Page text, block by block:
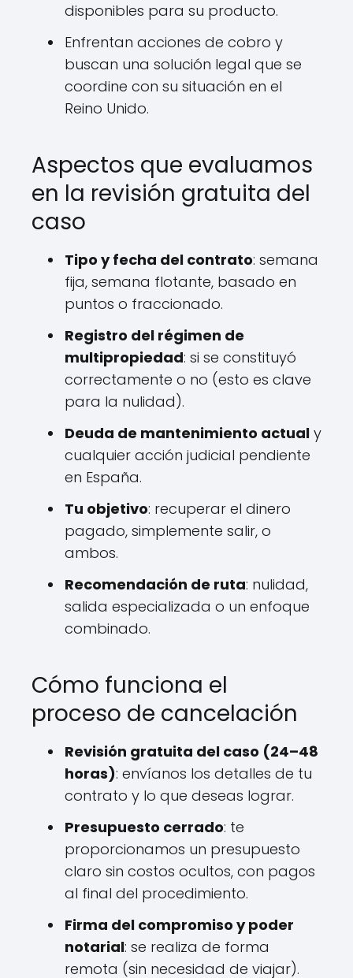
disponibles para su producto.
Enfrentan acciones de cobro y
buscan una solución legal que se
coordine con su situación en el
Reino Unido.
Aspectos que evaluamos
en la revisión gratuita del
caso
Tipo y fecha del contrato: semana
fija, semana flotante, basado en
puntos o fraccionado.
Registro del régimen de
multipropiedad: si se constituyó
correctamente o no (esto es clave
para la nulidad).
Deuda de mantenimiento actual y
cualquier acción judicial pendiente
en España.
Tu objetivo: recuperar el dinero
pagado, simplemente salir, o
ambos.
Recomendación de ruta: nulidad,
salida especializada o un enfoque
combinado.
Cómo funciona el
proceso de cancelación
Revisión gratuita del caso (24–48
horas): envíanos los detalles de tu
contrato y lo que deseas lograr.
Presupuesto cerrado: te
proporcionamos un presupuesto
claro sin costos ocultos, con pagos
al final del procedimiento.
Firma del compromiso y poder
notarial: se realiza de forma
remota (sin necesidad de viajar).